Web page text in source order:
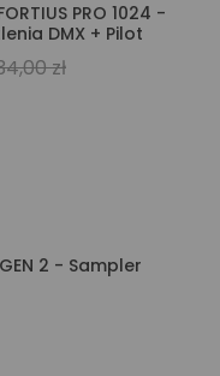
PRO 1024 -
DMX + Pilot
zł
2 - Sampler